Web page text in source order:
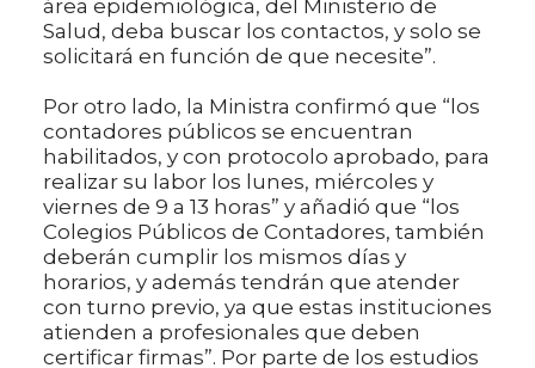
área epidemiológica, del Ministerio de
Salud, deba buscar los contactos, y solo se
solicitará en función de que necesite”.
Por otro lado, la Ministra confirmó que “los
contadores públicos se encuentran
habilitados, y con protocolo aprobado, para
realizar su labor los lunes, miércoles y
viernes de 9 a 13 horas” y añadió que “los
Colegios Públicos de Contadores, también
deberán cumplir los mismos días y
horarios, y además tendrán que atender
con turno previo, ya que estas instituciones
atienden a profesionales que deben
certificar firmas”. Por parte de los estudios